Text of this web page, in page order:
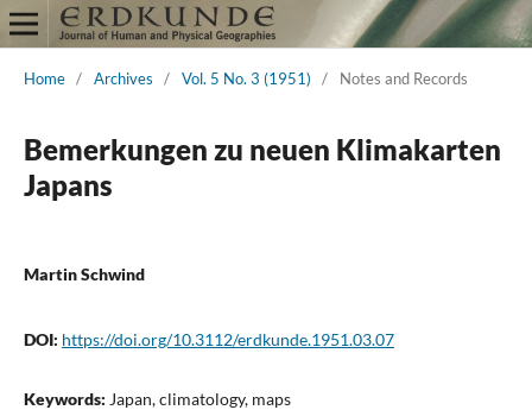
Home / Archives / Vol. 5 No. 3 (1951) / Notes and Records
Bemerkungen zu neuen Klimakarten
Japans
Martin Schwind
DOI: https://doi.org/10.3112/erdkunde.1951.03.07
Keywords: Japan, climatology, maps